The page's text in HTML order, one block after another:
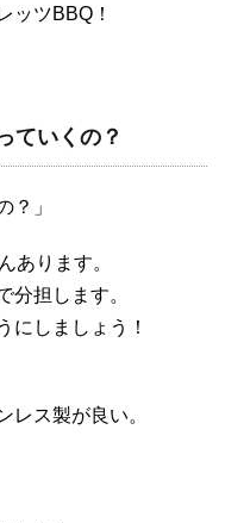
ッツBBQ！
ていくの？
？」
あります。
分担します。
にしましょう！
レス製が良い。